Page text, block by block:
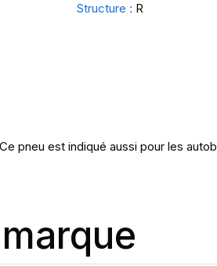
Structure : R
pneu est indiqué aussi pour les